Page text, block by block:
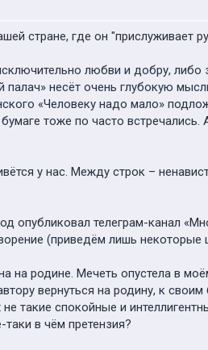
стране, где он "прислуживает
любви и добру,
несёт очень глубокую
«Человеку надо мало»
тоже по часто встречались. А
у нас. Между строк –
опубликовал телеграм-канал
(приведём лишь некоторые
на родине. Мечеть опустела в
вернуться на родину, к
такие спокойные и
в чём претензия?